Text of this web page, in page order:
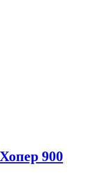
900